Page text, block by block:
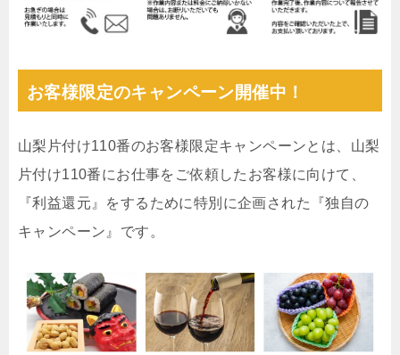
お客様限定のキャンペーン開催中！
山梨片付け110番のお客様限定キャンペーンとは、山梨
片付け110番にお仕事をご依頼したお客様に向けて、
『利益還元』をするために特別に企画された『独自の
キャンペーン』です。